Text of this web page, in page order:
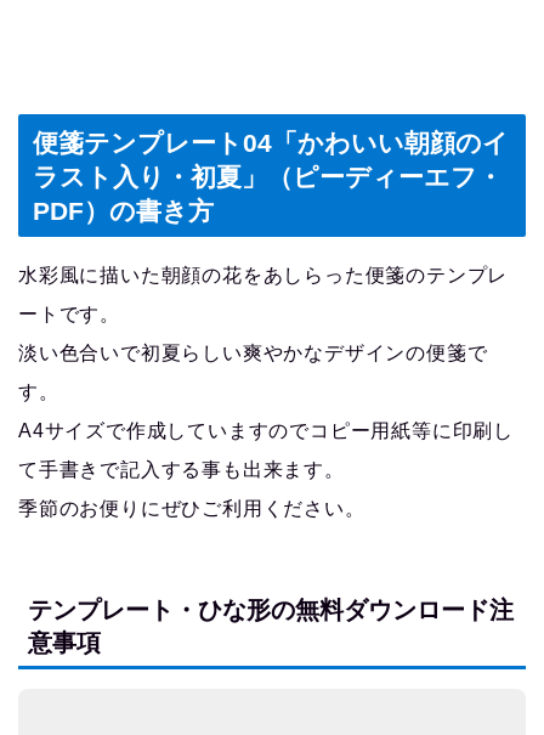
便箋テンプレート04「かわいい朝顔のイ
ラスト入り・初夏」（ピーディーエフ・
PDF）の書き方
水彩風に描いた朝顔の花をあしらった便箋のテンプレ
ートです。
淡い色合いで初夏らしい爽やかなデザインの便箋で
す。
A4サイズで作成していますのでコピー用紙等に印刷し
て手書きで記入する事も出来ます。
季節のお便りにぜひご利用ください。
テンプレート・ひな形の無料ダウンロード注
意事項